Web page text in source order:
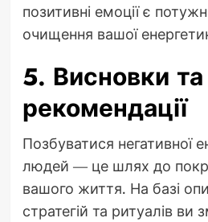
позитивні емоції є
очищення вашої
5. Висновки та
рекомендації
Позбуватися негативної
людей — це шлях до
вашого життя. На базі
стратегій та ритуалів ви